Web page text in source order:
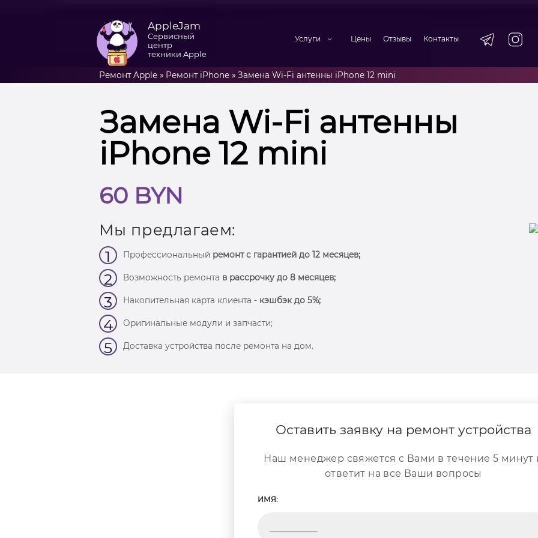
AppleJam
Сервисный
центр
техники Apple
Услуги Цены Отзывы Контакты
Ремонт Apple» Ремонт iPhone» Замена Wi-Fi антенны iPhone 12 mini
Замена Wi-Fi антенны
iPhone 12 mini
60 BYN
Мы предлагаем:
1 Профессиональный ремонт с гарантией до 12 месяцев;
2 Возможность ремонта в рассрочку до 8 месяцев;
3 Накопительная карта клиента - кэшбэк до 5%;
4 Оригинальные модули и запчасти;
5 Доставка устройства после ремонта на дом.
Оставить заявку на ремонт устройства
Наш менеджер свяжется с Вами в течение 5 минут
ответит на все Ваши вопросы
ИМЯ: